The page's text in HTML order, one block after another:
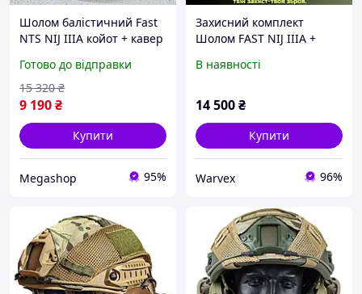
Шолом балістичний Fast
NTS NIJ IIIA койот + кавер
навушники волкерс +
ліхтар S, M-L, L-XL
Готово до відправки
9 190₴
15 320 ₴
Купити
Megashop 95%
Захисний комплект
Шолом FAST NIJ IIIA +
Slim з чебурашкою +
В наявності
14 500₴
Купити
Warvex 96%